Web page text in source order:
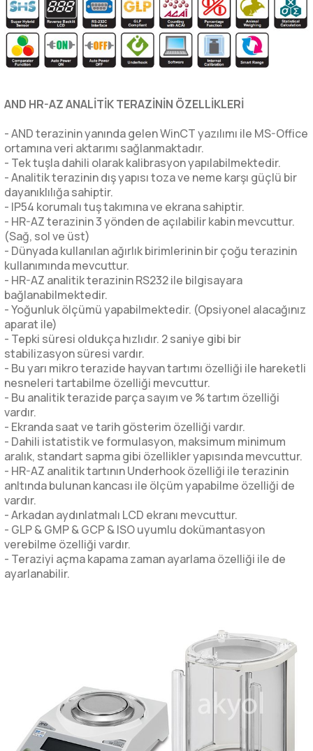
AND HR-AZ ANALİTİK TERAZİNİN ÖZELLİKLERİ
- AND terazinin yanında gelen WinCT yazılımı ile MS-Office
ortamına veri aktarımı sağlanmaktadır.
- Tek tuşla dahili olarak kalibrasyon yapılabilmektedir.
- Analitik terazinin dış yapısı toza ve neme karşı güçlü bir
dayanıklılığa sahiptir.
- IP54 korumalı tuş takımına ve ekrana sahiptir.
- HR-AZ terazinin 3 yönden de açılabilir kabin mevcuttur.
(Sağ, sol ve üst)
- Dünyada kullanılan ağırlık birimlerinin bir çoğu terazinin
kullanımında mevcuttur.
- HR-AZ analitik terazinin RS232 ile bilgisayara
bağlanabilmektedir.
- Yoğunluk ölçümü yapabilmektedir. (Opsiyonel alacağınız
aparat ile)
- Tepki süresi oldukça hızlıdır. 2 saniye gibi bir
stabilizasyon süresi vardır.
- Bu yarı mikro terazide hayvan tartımı özelliği ile hareketli
nesneleri tartabilme özelliği mevcuttur.
- Bu analitik terazide parça sayım ve % tartım özelliği
vardır.
- Ekranda saat ve tarih gösterim özelliği vardır.
- Dahili istatistik ve formulasyon, maksimum minimum
aralık, standart sapma gibi özellikler yapısında mevcuttur.
- HR-AZ analitik tartının Underhook özelliği ile terazinin
anltında bulunan kancası ile ölçüm yapabilme özelliği de
vardır.
- Arkadan aydınlatmalı LCD ekranı mevcuttur.
- GLP & GMP & GCP & ISO uyumlu dokümantasyon
verebilme özelliği vardır.
- Teraziyi açma kapama zaman ayarlama özelliği ile de
ayarlanabilir.